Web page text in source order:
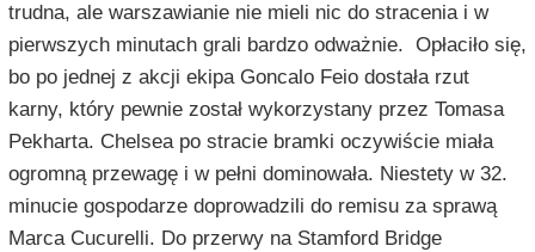
trudna, ale warszawianie nie mieli nic do stracenia i w
pierwszych minutach grali bardzo odważnie. Opłaciło się,
bo po jednej z akcji ekipa Goncalo Feio dostała rzut
karny, który pewnie został wykorzystany przez Tomasa
Pekharta. Chelsea po stracie bramki oczywiście miała
ogromną przewagę i w pełni dominowała. Niestety w 32.
minucie gospodarze doprowadzili do remisu za sprawą
Marca Cucurelli. Do przerwy na Stamford Bridge